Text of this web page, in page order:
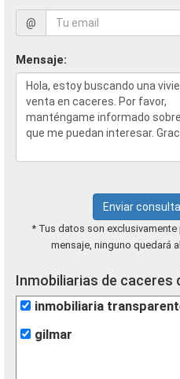
@
Mensaje:
Enviar consulta
* Tus datos son exclusivamente
mensaje, ninguno quedará
Inmobiliarias de caceres
inmobiliaria
gilmar